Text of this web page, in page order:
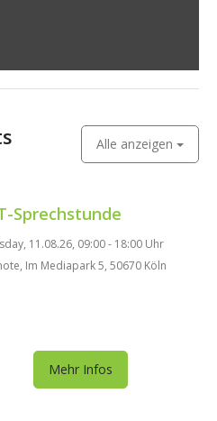
Alle anzeigen
Sprechstunde
11.08.26, 09:00 - 18:00 Uhr
Im Mediapark 5, 50670 Köln
Mehr Infos